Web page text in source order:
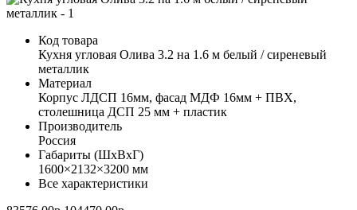
Код товара
Кухня угловая Олива 3.2 на 1.6 м белый / сиреневый
металлик
Материал
Корпус ЛДСП 16мм, фасад МДФ 16мм + ПВХ,
столешница ДСП 25 мм + пластик
Производитель
Россия
Габариты (ШхВхГ)
1600×2132×3200 мм
Все характеристики